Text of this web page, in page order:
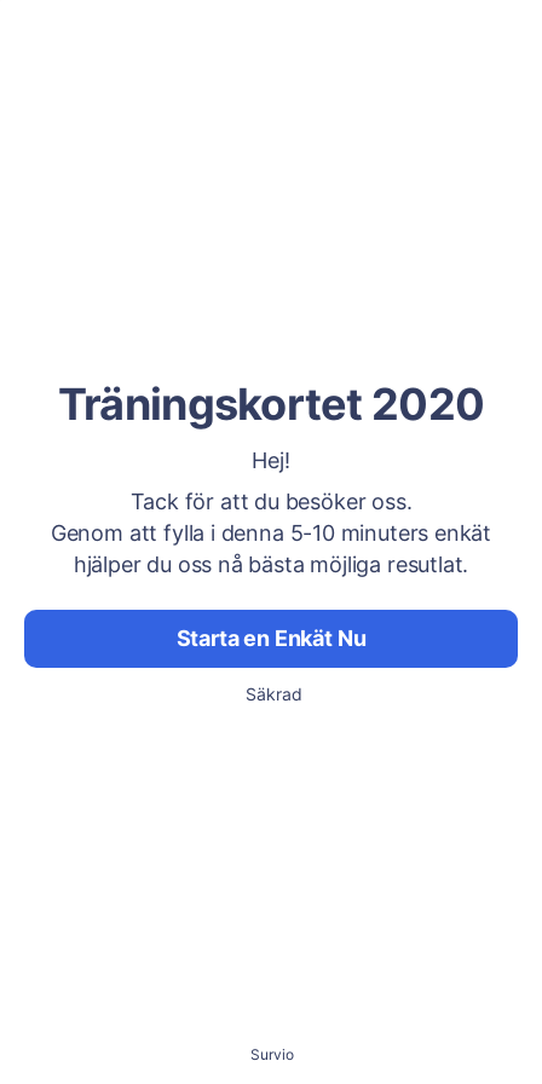
Träningskortet 2020
Hej!
Tack för att du besöker oss.
Genom att fylla i denna 5-10 minuters enkät
hjälper du oss nå bästa möjliga resutlat.
Starta en Enkät Nu
Säkrad
Survio